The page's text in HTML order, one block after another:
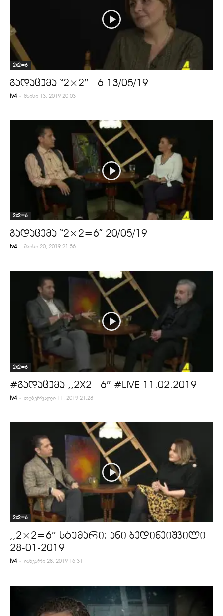
2x2=6
გადაცემა “2×2″=6 13/05/19
tv4 - მაისი 13, 2019 20:03
2x2=6
გადაცემა “2×2=6” 20/05/19
tv4 - მაისი 20, 2019 21:56
2x2=6
#გადაცემა ,,2X2=6″ #LIVE 11.02.2019
tv4 - თებერვალი 11, 2019 21:28
2x2=6
,,2×2=6″ სტუმარი: ანი ბედინეიშვილი
28-01-2019
tv4 - იანვარი 28, 2019 16:31